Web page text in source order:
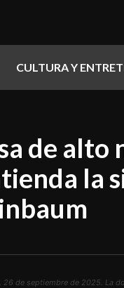
CULTURA Y
de alto
la
de septiembre de 2025. La